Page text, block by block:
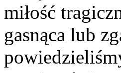
miłość
gasnąca lub